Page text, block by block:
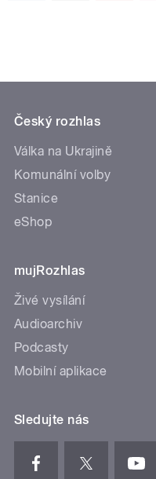
Český rozhlas
Válka na Ukrajině
Komunální volby
Stanice
eShop
mujRozhlas
Živé vysílání
Audioarchiv
Podcasty
Mobilní aplikace
Sledujte nás